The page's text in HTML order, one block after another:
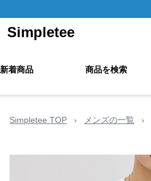
Simpletee
新着商品 商品を検索
Simpletee TOP › メンズの一覧 ›